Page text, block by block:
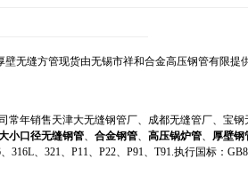
壁无缝方管现货由无锡市祥和合金高压钢管有限提
年销售天津大无缝钢管厂、成都无缝管厂、宝钢
小口径无缝钢管、 合金钢管、 高压锅炉管、
厚壁钢
316L、321、P11、P22、P91、T91.执行国标：